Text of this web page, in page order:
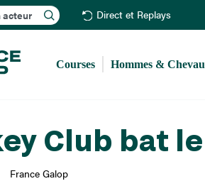
Direct et Replays
Courses Hommes &
Club bat
France Galop